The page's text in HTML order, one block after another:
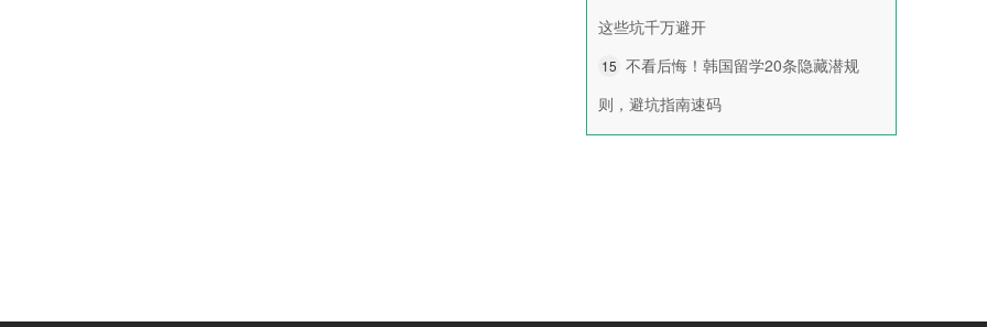
这些坑千万避开
15 不看后悔！韩国留学20条隐藏潜规
则，避坑指南速码